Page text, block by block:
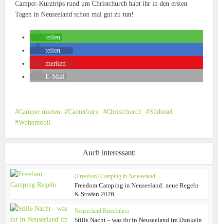
Camper-Kurztrips rund um Christchurch habt ihr in den ersten
Tagen in Neuseeland schon mal gut zu tun!
teilen
teilen
merken
E-Mail
Camper mieten Canterbury Christchurch
Südinsel
Wohnmobil
Auch interessant:
(Freedom) Camping in Neuseeland
Freedom Camping in Neuseeland: neue Regeln
& Strafen 2026
Neuseeland Reiseführer
Stille Nacht – was ihr in Neuseeland im Dunkeln